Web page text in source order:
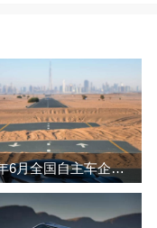
2022年6月全国自主车企销量排行榜完整版